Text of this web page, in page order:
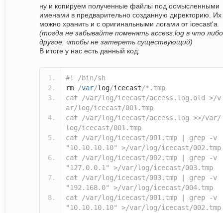
ну и копируем полученные файлы под осмысленными
именами в предварительно созданную директорию. Их
можно хранить и с оригинальными логами от icecast'а
(тогда не забывайте поменять access.log в что либо
другое, чтобы не затереть существующий)
В итоге у нас есть данный код:
#! /bin/sh
rm
/var/log/icecast/*.tmp
cat /var/log/icecast/access.log.old >/v
ar/log/icecast/001.tmp
cat /var/log/icecast/access.log >>/var/
log/icecast/001.tmp
cat /var/log/icecast/001.tmp | grep -v
"10.10.10.10" >/var/log/icecast/002.tmp
cat /var/log/icecast/002.tmp | grep -v
"127.0.0.1" >/var/log/icecast/003.tmp
cat /var/log/icecast/003.tmp | grep -v
"192.168.0" >/var/log/icecast/004.tmp
cat /var/log/icecast/001.tmp | grep -v
"10.10.10.10" >/var/log/icecast/002.tmp